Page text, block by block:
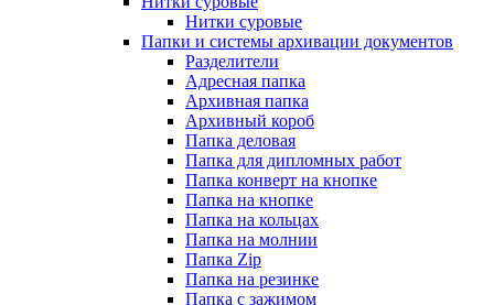
Нитки суровые
Папки и системы архивации документов
Разделители
Адресная папка
Архивная папка
Архивный короб
Папка деловая
Папка для дипломных работ
Папка конверт на кнопке
Папка на кнопке
Папка на кольцах
Папка на молнии
Папка Zip
Папка на резинке
Папка с зажимом